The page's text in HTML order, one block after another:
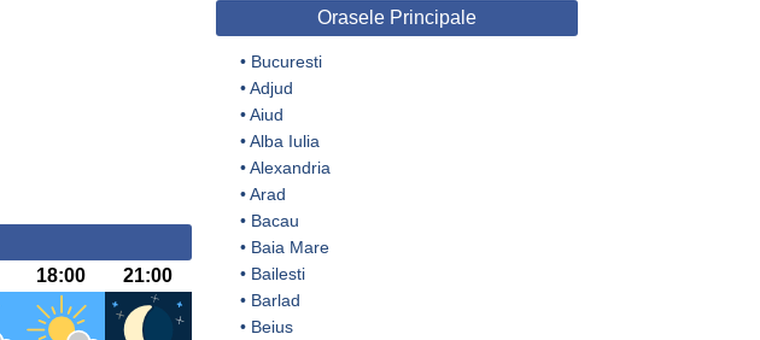
18:00 21:00
Orasele Principale
• Bucuresti
•Adjud
•Aiud
•Alba Iulia
•Alexandria
•Arad
• Bacau
• Baia Mare
• Bailesti
• Barlad
• Beius